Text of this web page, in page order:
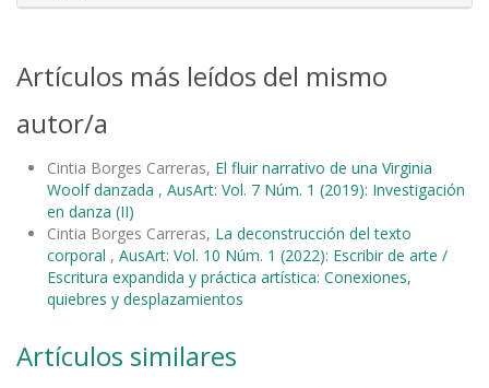
Artículos más leídos del mismo
autor/a
Cintia Borges Carreras, El fluir narrativo de una Virginia
Woolf danzada , AusArt: Vol. 7 Núm. 1 (2019): Investigación
en danza (II)
Cintia Borges Carreras, La deconstrucción del texto
corporal , AusArt: Vol. 10 Núm. 1 (2022): Escribir de arte /
Escritura expandida y práctica artística: Conexiones,
quiebres y desplazamientos
Artículos similares